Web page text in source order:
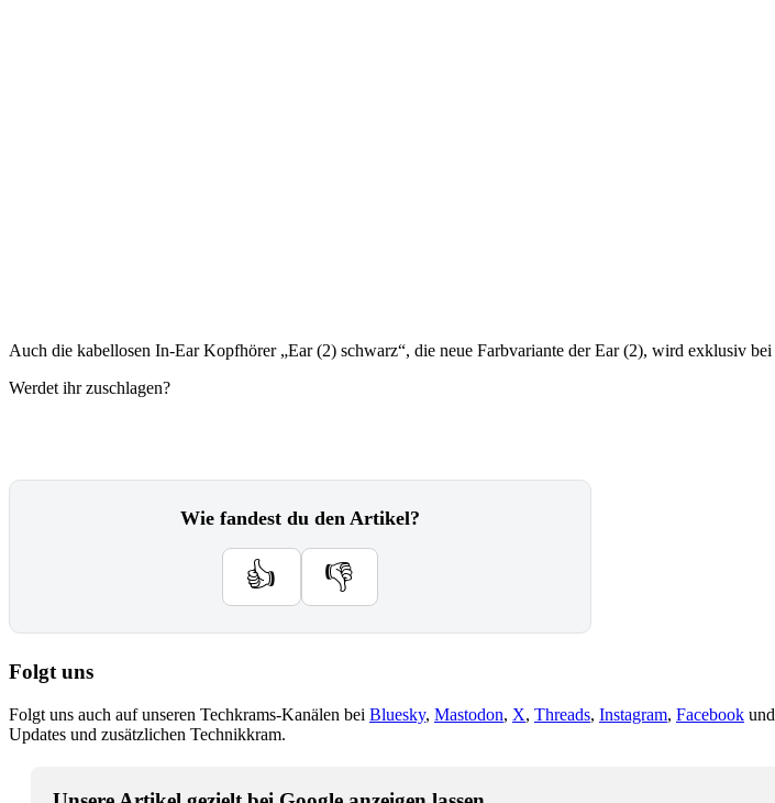
Auch die kabellosen In-Ear Kopfhörer „Ear (2) schwarz“, die neue Farbvariante der Ear (2), wird exklusiv bei
Werdet ihr zuschlagen?
Wie fandest du den Artikel?
👍 👎
Folgt uns
Folgt uns auch auf unseren Techkrams-Kanälen bei Bluesky, Mastodon, X, Threads, Instagram, Facebook und
Updates und zusätzlichen Technikkram.